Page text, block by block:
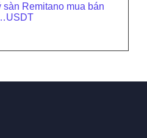
sàn Remitano mua bán